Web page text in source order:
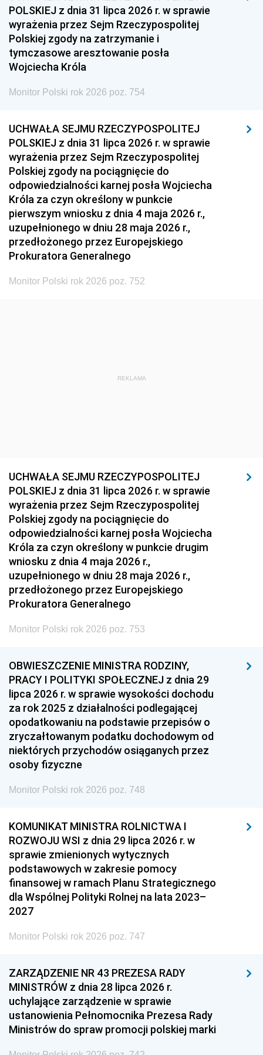
1951 1950 1949
1948 1947
1939
POLSKIEJ z dnia 31 lipca 2026 r. w sprawie
wyrażenia przez Sejm Rzeczypospolitej
Polskiej zgody na zatrzymanie i
tymczasowe aresztowanie posła
Wojciecha Króla
Monitor Polski rok 2026 poz. 754
UCHWAŁA SEJMU RZECZYPOSPOLITEJ
POLSKIEJ z dnia 31 lipca 2026 r. w sprawie
wyrażenia przez Sejm Rzeczypospolitej
Polskiej zgody na pociągnięcie do
odpowiedzialności karnej posła Wojciecha
Króla za czyn określony w punkcie
pierwszym wniosku z dnia 4 maja 2026 r.,
uzupełnionego w dniu 28 maja 2026 r.,
przedłożonego przez Europejskiego
Prokuratora Generalnego
Monitor Polski rok 2026 poz. 752
REKLAMA
UCHWAŁA SEJMU RZECZYPOSPOLITEJ
POLSKIEJ z dnia 31 lipca 2026 r. w sprawie
wyrażenia przez Sejm Rzeczypospolitej
Polskiej zgody na pociągnięcie do
odpowiedzialności karnej posła Wojciecha
Króla za czyn określony w punkcie drugim
wniosku z dnia 4 maja 2026 r.,
uzupełnionego w dniu 28 maja 2026 r.,
przedłożonego przez Europejskiego
Prokuratora Generalnego
Monitor Polski rok 2026 poz. 753
OBWIESZCZENIE MINISTRA RODZINY,
PRACY I POLITYKI SPOŁECZNEJ z dnia 29
lipca 2026 r. w sprawie wysokości dochodu
za rok 2025 z działalności podlegającej
opodatkowaniu na podstawie przepisów o
zryczałtowanym podatku dochodowym od
niektórych przychodów osiąganych przez
osoby fizyczne
Monitor Polski rok 2026 poz. 748
KOMUNIKAT MINISTRA ROLNICTWA I
ROZWOJU WSI z dnia 29 lipca 2026 r. w
sprawie zmienionych wytycznych
podstawowych w zakresie pomocy
finansowej w ramach Planu Strategicznego
dla Wspólnej Polityki Rolnej na lata 2023–
2027
Monitor Polski rok 2026 poz. 747
ZARZĄDZENIE NR 43 PREZESA RADY
MINISTRÓW z dnia 28 lipca 2026 r.
uchylające zarządzenie w sprawie
ustanowienia Pełnomocnika Prezesa Rady
Ministrów do spraw promocji polskiej marki